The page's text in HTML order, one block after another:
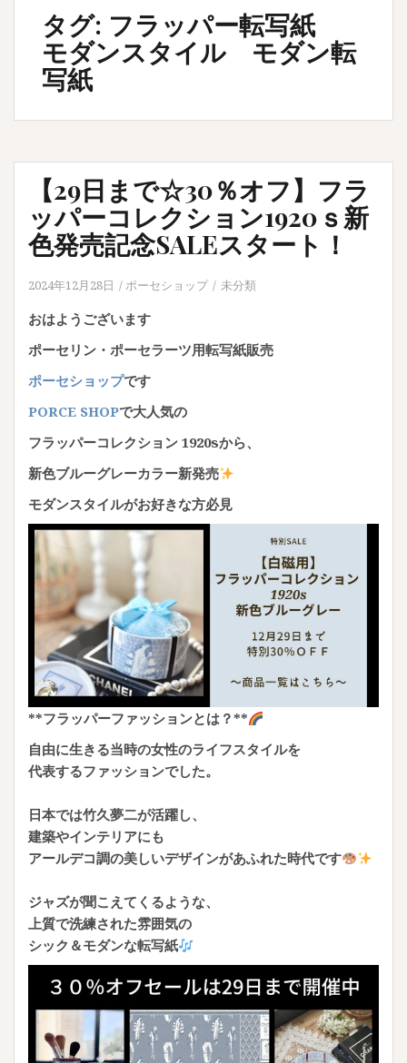
タグ: フラッパー転写紙
モダンスタイル モダン転
写紙
【29日まで☆30％オフ】フラ
ッパーコレクション1920ｓ新
色発売記念SALEスタート！
2024年12月28日 ポーセショップ 未分類
おはようございます
ポーセリン・ポーセラーツ用転写紙販売
ポーセショップです
PORCE SHOPで大人気の
フラッパーコレクション 1920sから、
新色ブルーグレーカラー新発売
モダンスタイルがお好きな方必見
**フラッパーファッションとは？**
自由に生きる当時の女性のライフスタイルを
代表するファッションでした。
日本では竹久夢二が活躍し、
建築やインテリアにも
アールデコ調の美しいデザインがあふれた時代です
ジャズが聞こえてくるような、
上質で洗練された雰囲気の
シック＆モダンな転写紙